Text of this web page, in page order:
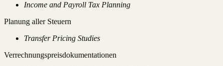
Income and Payroll Tax Planning
Planung aller Steuern
Transfer Pricing Studies
Verrechnungspreisdokumentationen